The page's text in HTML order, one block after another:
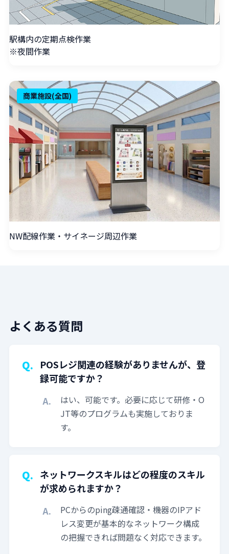
駅構内の定期点検作業
※夜間作業
商業施設(全国)
NW配線作業・サイネージ周辺作業
よくある質問
POSレジ関連の経験がありませんが、登
録可能ですか？
はい、可能です。必要に応じて研修・O
JT等のプログラムも実施しておりま
す。
ネットワークスキルはどの程度のスキル
が求められますか？
PCからのping疎通確認・機器のIPアド
レス変更が基本的なネットワーク構成
の把握できれば問題なく対応できます。